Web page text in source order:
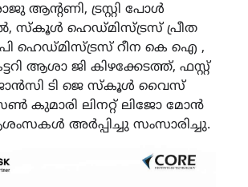
ആന്റണി, ട്രസ്റ്റി പോൾ
സ്കൂൾ ഹെഡ്മിസ്ട്രസ് പ്രീത
ഹെഡ്മിസ്ട്രസ് റീന കെ ഐ ,
ആശാ ജി കിഴക്കേടത്ത്, ഫസ്റ്റ്
ജാൻസി ടി ജെ സ്കൂൾ വൈസ്
കുമാരി ലിനറ്റ് ലിജോ മോൻ
അർപ്പിച്ചു സംസാരിച്ചു.